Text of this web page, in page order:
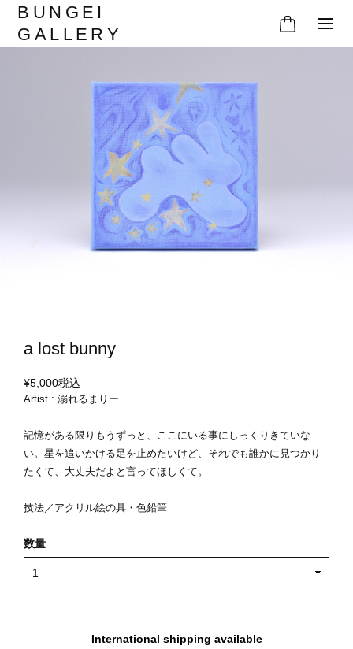
BUNGEI
GALLERY
a lost bunny
¥5,000税込
Artist : 溺れるまりー
記憶がある限りもうずっと、ここにいる事にしっくりきていな
い。星を追いかける足を止めたいけど、それでも誰かに見つかり
たくて、大丈夫だよと言ってほしくて。
技法／アクリル絵の具・色鉛筆
数量
International shipping available